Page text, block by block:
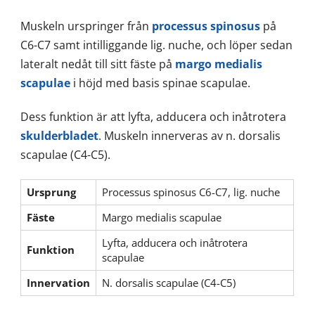
Muskeln urspringer från processus spinosus på
C6-C7 samt intilliggande lig. nuche, och löper sedan
lateralt nedåt till sitt fäste på margo medialis
scapulae i höjd med basis spinae scapulae.
Dess funktion är att lyfta, adducera och inåtrotera
skulderbladet. Muskeln innerveras av n. dorsalis
scapulae (C4-C5).
Ursprung
Processus spinosus C6-C7, lig. nuche
Fäste
Margo medialis scapulae
Funktion
Lyfta, adducera och inåtrotera
scapulae
Innervation
N. dorsalis scapulae (C4-C5)